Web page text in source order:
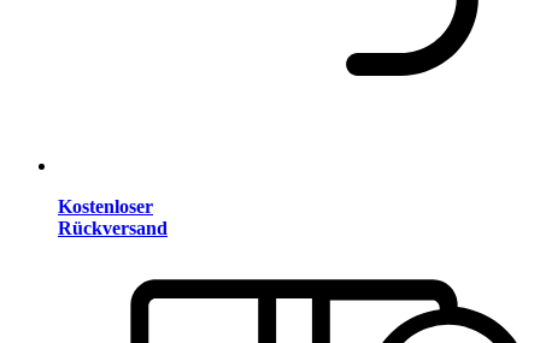
Kostenloser
Rückversand